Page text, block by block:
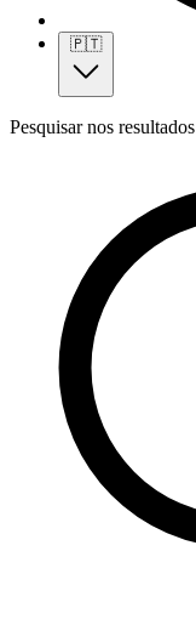
🇵🇹
Pesquisar nos resultados